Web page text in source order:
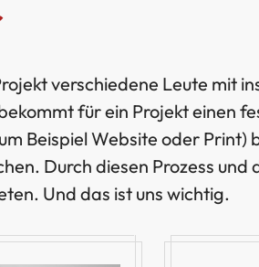
verschiedene Leute mit
für ein Projekt einen
Beispiel Website oder Print)
Durch diesen Prozess und
Und das ist uns wichtig.